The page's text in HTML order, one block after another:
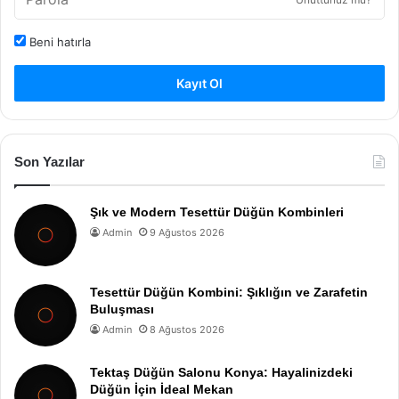
Beni hatırla
Kayıt Ol
Son Yazılar
Şık ve Modern Tesettür Düğün Kombinleri
Admin 9 Ağustos 2026
Tesettür Düğün Kombini: Şıklığın ve Zarafetin
Buluşması
Admin 8 Ağustos 2026
Tektaş Düğün Salonu Konya: Hayalinizdeki
Düğün İçin İdeal Mekan